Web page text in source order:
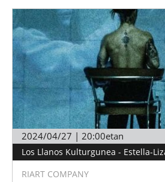
2024/04/27 | 20:00etan
Los Llanos Kulturgunea - Estella-
RIART COMPANY